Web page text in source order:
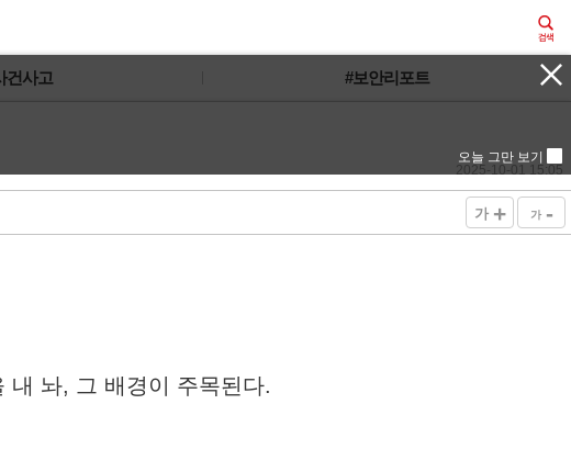
건사고 #보안리포트
2025-10-01 15:05
가 + 가 -
내 놔, 그 배경이 주목된다.
오늘 그만 보기